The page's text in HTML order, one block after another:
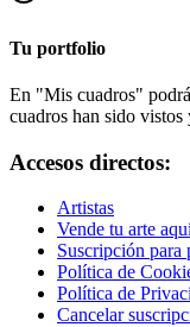
Tu portfolio
En "Mis cuadros"
cuadros han sido vistos
Accesos directos:
Artistas
Vende tu arte
Suscripción para
Política de
Política de
Cancelar